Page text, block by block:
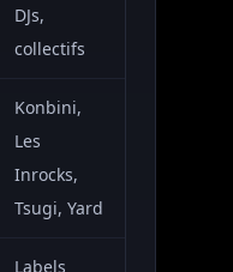
DJs,
collectifs
Konbini,
Les
Inrocks,
Tsugi, Yard
Labels